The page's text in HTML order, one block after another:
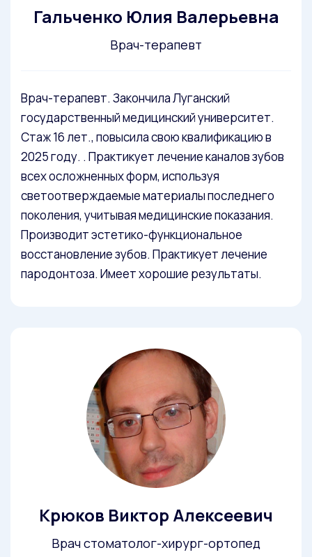
Гальченко Юлия Валерьевна
Врач-терапевт
Врач-терапевт. Закончила Луганский
государственный медицинский университет.
Стаж 16 лет., повысила свою квалификацию в
2025 году. . Практикует лечение каналов зубов
всех осложненных форм, используя
светоотверждаемые материалы последнего
поколения, учитывая медицинские показания.
Производит эстетико-функциональное
восстановление зубов. Практикует лечение
пародонтоза. Имеет хорошие результаты.
Крюков Виктор Алексеевич
Врач стоматолог-хирург-ортопед